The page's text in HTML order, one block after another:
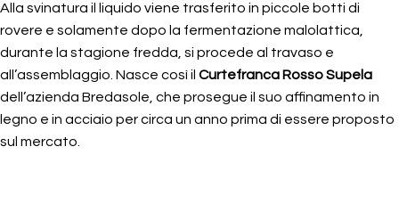
Alla svinatura il liquido viene trasferito in piccole botti di
rovere e solamente dopo la fermentazione malolattica,
durante la stagione fredda, si procede al travaso e
all’assemblaggio. Nasce così il Curtefranca Rosso Supela
dell’azienda Bredasole, che prosegue il suo affinamento in
legno e in acciaio per circa un anno prima di essere proposto
sul mercato.